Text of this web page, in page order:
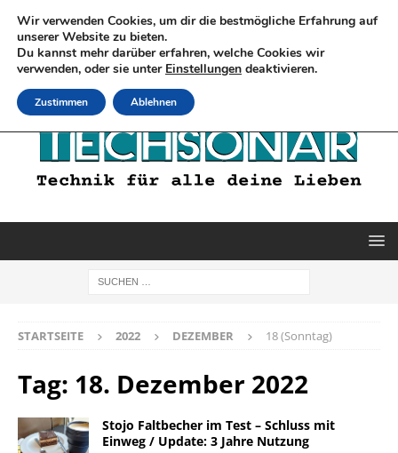
STARTSEITE 2022 DEZEMBER 18 (Sonntag)
Tag: 18. Dezember 2022
Stojo Faltbecher im Test – Schluss mit
Einweg / Update: 3 Jahre Nutzung
Wir verwenden Cookies, um dir die bestmögliche Erfahrung auf
unserer Website zu bieten.
Du kannst mehr darüber erfahren, welche Cookies wir
verwenden, oder sie unter Einstellungen deaktivieren.
Zustimmen Ablehnen